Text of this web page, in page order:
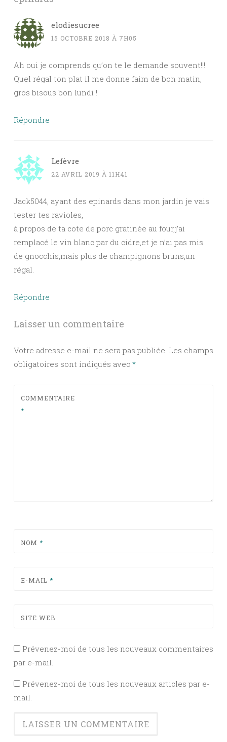
elodiesucree
15 OCTOBRE 2018 À 7H05
Ah oui je comprends qu’on te le demande souvent!!!
Quel régal ton plat il me donne faim de bon matin,
gros bisous bon lundi !
Répondre
Lefèvre
22 AVRIL 2019 À 11H41
Jack5044, ayant des epinards dans mon jardin je vais
tester tes ravioles,
à propos de ta cote de porc gratinèe au four,j’ai
remplacé le vin blanc par du cidre,et je n’ai pas mis
de gnocchis,mais plus de champignons bruns,un
régal.
Répondre
Laisser un commentaire
Votre adresse e-mail ne sera pas publiée. Les champs
obligatoires sont indiqués avec *
COMMENTAIRE
*
NOM *
E-MAIL *
SITE WEB
Prévenez-moi de tous les nouveaux commentaires
par e-mail.
Prévenez-moi de tous les nouveaux articles par e-
mail.